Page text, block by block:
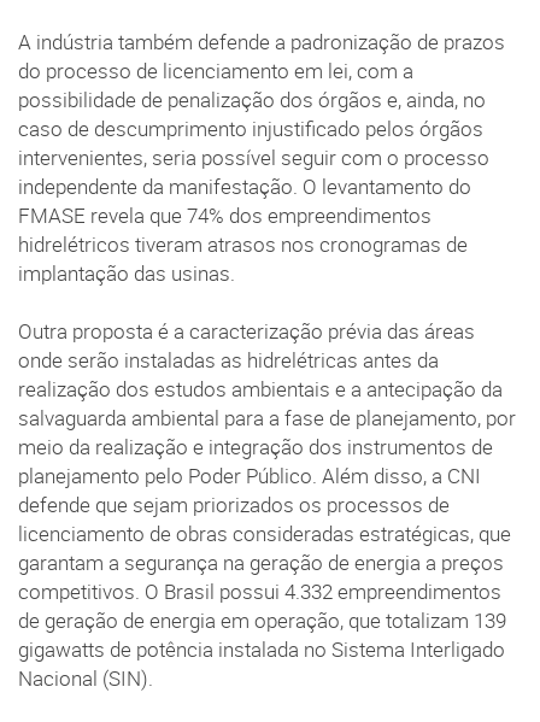
A indústria também defende a padronização de prazos
do processo de licenciamento em lei, com a
possibilidade de penalização dos órgãos e, ainda, no
caso de descumprimento injustificado pelos órgãos
intervenientes, seria possível seguir com o processo
independente da manifestação. O levantamento do
FMASE revela que 74% dos empreendimentos
hidrelétricos tiveram atrasos nos cronogramas de
implantação das usinas.
Outra proposta é a caracterização prévia das áreas
onde serão instaladas as hidrelétricas antes da
realização dos estudos ambientais e a antecipação da
salvaguarda ambiental para a fase de planejamento, por
meio da realização e integração dos instrumentos de
planejamento pelo Poder Público. Além disso, a CNI
defende que sejam priorizados os processos de
licenciamento de obras consideradas estratégicas, que
garantam a segurança na geração de energia a preços
competitivos. O Brasil possui 4.332 empreendimentos
de geração de energia em operação, que totalizam 139
gigawatts de potência instalada no Sistema Interligado
Nacional (SIN).